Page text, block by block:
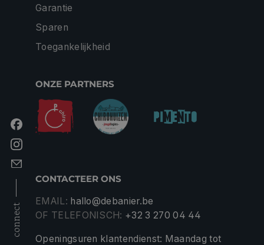
connect
Garantie
Sparen
Toegankelijkheid
ONZE PARTNERS
CONTACTEER ONS
EMAIL: hallo@debanier.be
OF TELEFONISCH: +32 3 270 04 44
Openingsuren klantendienst: Maandag tot